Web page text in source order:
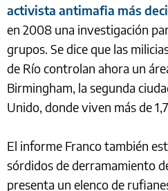
activista antimafia más
en 2008 una investigación
grupos. Se dice que las
de Ríocontrolan ahora un
Birmingham, la segunda
Unido, donde viven más de
El informe Franco también
sórdidos de derramamiento
presenta un elenco de